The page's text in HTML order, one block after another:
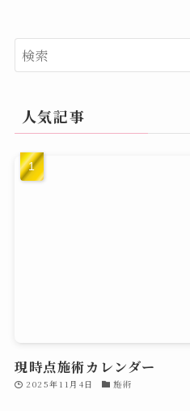
人気記事
現時点施術カレンダー
2025年11月4日 施術